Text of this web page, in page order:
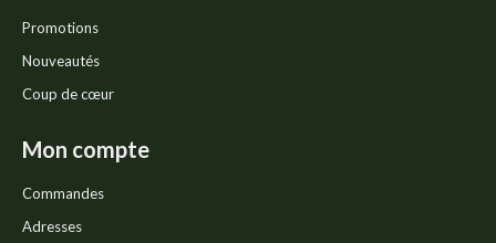
Promotions
Nouveautés
Coup de cœur
Mon compte
Commandes
Adresses